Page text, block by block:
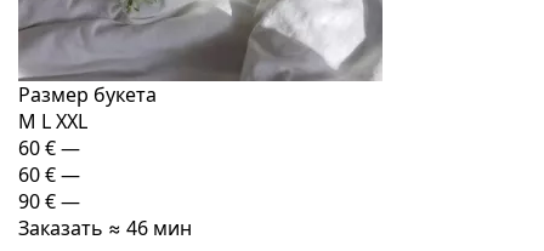
Размер букета
M LXXL
60 €—
60 €—
90 €—
Заказать ≈ 46 мин